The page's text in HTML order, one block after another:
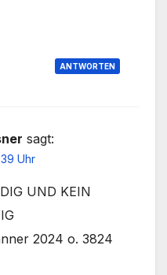
ANTWORTEN
sagt:
Uhr
UND KEIN
2024 o. 3824